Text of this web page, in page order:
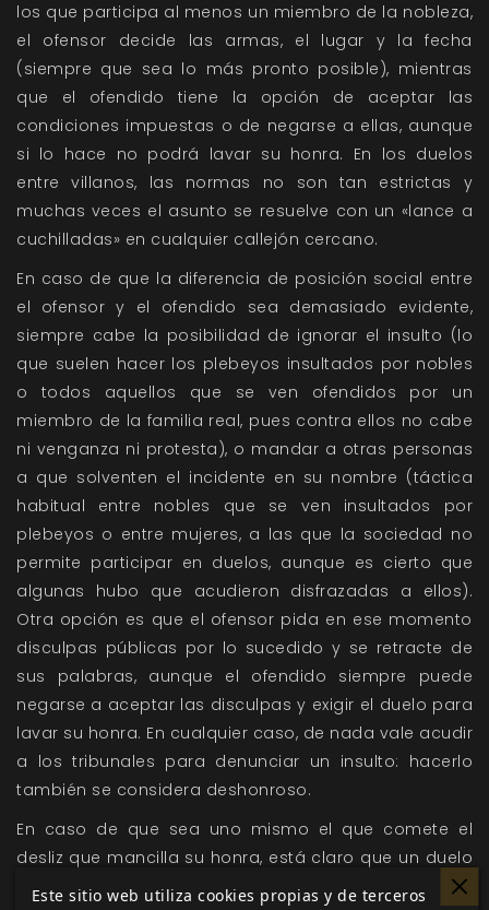
los que participa al menos un miembro de la nobleza,
el ofensor decide las armas, el lugar y la fecha
(siempre que sea lo más pronto posible), mientras
que el ofendido tiene la opción de aceptar las
condiciones impuestas o de negarse a ellas, aunque
si lo hace no podrá lavar su honra. En los duelos
entre villanos, las normas no son tan estrictas y
muchas veces el asunto se resuelve con un «lance a
cuchilladas» en cualquier callejón cercano.
En caso de que la diferencia de posición social entre
el ofensor y el ofendido sea demasiado evidente,
siempre cabe la posibilidad de ignorar el insulto (lo
que suelen hacer los plebeyos insultados por nobles
o todos aquellos que se ven ofendidos por un
miembro de la familia real, pues contra ellos no cabe
ni venganza ni protesta), o mandar a otras personas
a que solventen el incidente en su nombre (táctica
habitual entre nobles que se ven insultados por
plebeyos o entre mujeres, a las que la sociedad no
permite participar en duelos, aunque es cierto que
algunas hubo que acudieron disfrazadas a ellos).
Otra opción es que el ofensor pida en ese momento
disculpas públicas por lo sucedido y se retracte de
sus palabras, aunque el ofendido siempre puede
negarse a aceptar las disculpas y exigir el duelo para
lavar su honra. En cualquier caso, de nada vale acudir
a los tribunales para denunciar un insulto: hacerlo
también se considera deshonroso.
En caso de que sea uno mismo el que comete el
desliz que mancilla su honra, está claro que un duelo
no sirve para resarcir su error, y lo único que le queda
Este sitio web utiliza cookies propias y de terceros